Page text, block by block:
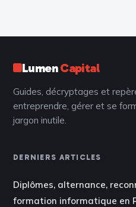
LumenCapital
Guides, décryptages et
entreprendre, gérer et se
jargon inutile.
DERNIERS ARTICLES
Diplômes, alternance,
formation informatique en